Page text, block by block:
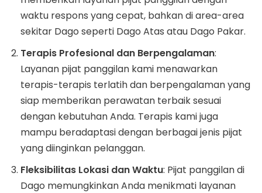
waktu respons yang cepat, bahkan di area-area
sekitar Dago seperti Dago Atas atau Dago Pakar.
Terapis Profesional dan Berpengalaman:
Layanan pijat panggilan kami menawarkan
terapis-terapis terlatih dan berpengalaman yang
siap memberikan perawatan terbaik sesuai
dengan kebutuhan Anda. Terapis kami juga
mampu beradaptasi dengan berbagai jenis pijat
yang diinginkan pelanggan.
Fleksibilitas Lokasi dan Waktu: Pijat panggilan di
Dago memungkinkan Anda menikmati layanan